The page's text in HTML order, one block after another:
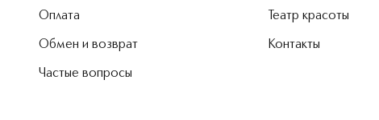
Оплата
Обмен и возврат
Частые вопросы
Театр красоты
Контакты